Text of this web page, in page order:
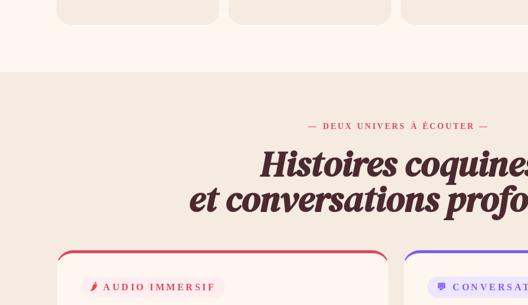
— DEUX UNIVERS À ÉCOUTER —
Histoires
et conversations
🌶 AUDIO IMMERSIF 💬